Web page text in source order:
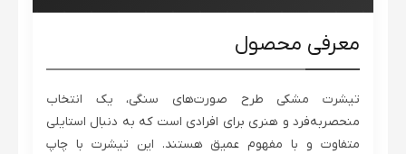
معرفی محصول
تیشرت مشکی طرح صورت‌های سنگی، یک انتخاب
منحصربه‌فرد و هنری برای افرادی است که به دنبال استایلی
متفاوت و با مفهوم عمیق هستند. این تیشرت با چاپ